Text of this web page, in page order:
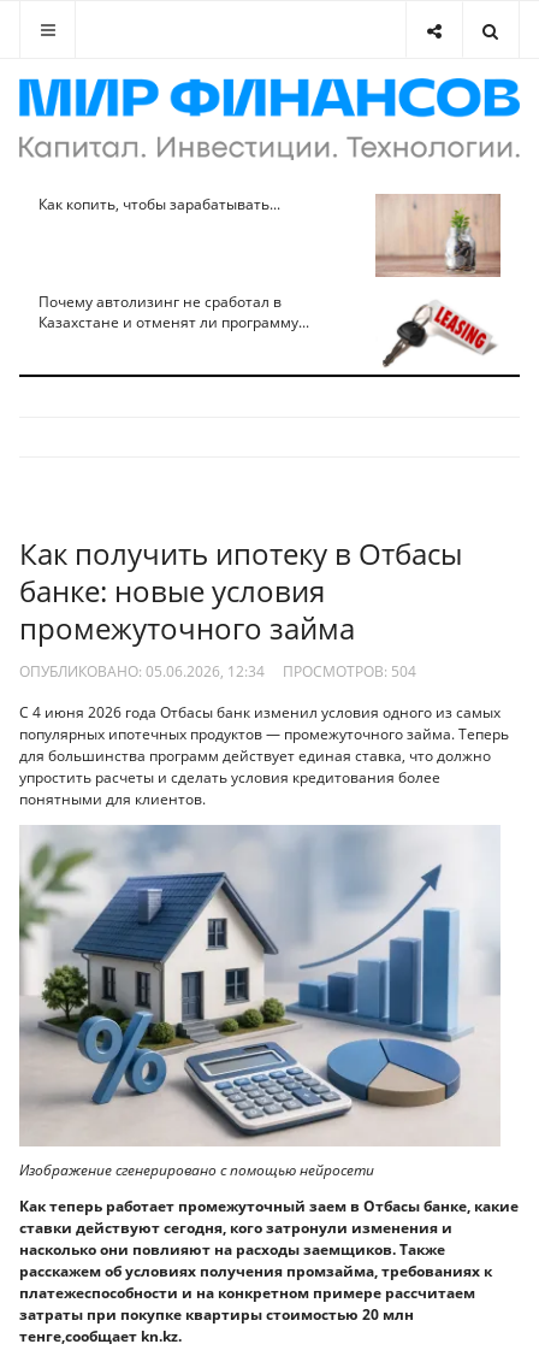
Как копить, чтобы зарабатывать...
Почему автолизинг не сработал в
Казахстане и отменят ли программу...
Как получить ипотеку в Отбасы
банке: новые условия
промежуточного займа
ОПУБЛИКОВАНО: 05.06.2026, 12:34 ПРОСМОТРОВ: 504
С 4 июня 2026 года Отбасы банк изменил условия одного из самых
популярных ипотечных продуктов — промежуточного займа. Теперь
для большинства программ действует единая ставка, что должно
упростить расчеты и сделать условия кредитования более
понятными для клиентов.
Изображение сгенерировано с помощью нейросети
Как теперь работает промежуточный заем в Отбасы банке, какие
ставки действуют сегодня, кого затронули изменения и
насколько они повлияют на расходы заемщиков. Также
расскажем об условиях получения промзайма, требованиях к
платежеспособности и на конкретном примере рассчитаем
затраты при покупке квартиры стоимостью 20 млн
тенге,сообщает kn.kz.